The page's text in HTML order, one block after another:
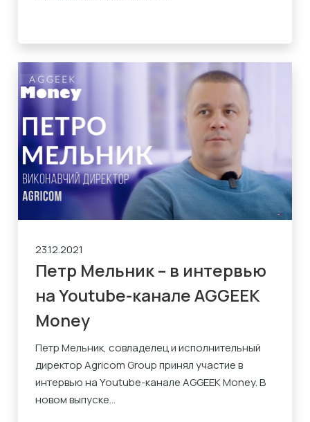
23.12.2021
Петр Мельник – в интервью
на Youtube-канале AGGEEK
Money
Петр Мельник, совладелец и исполнительный
директор Agricom Group принял участие в
интервью на Youtube-канале AGGEEK Money. В
новом выпуске...